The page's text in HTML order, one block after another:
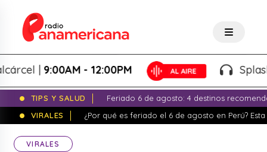
|9:00AM - 12:00PM Splash! -
TIPS Y SALUD
Feriado 6 de agosto: 4 destinos
VIRALES
¿Por qué es feriado el 6 de agosto en Perú?
VIRALES